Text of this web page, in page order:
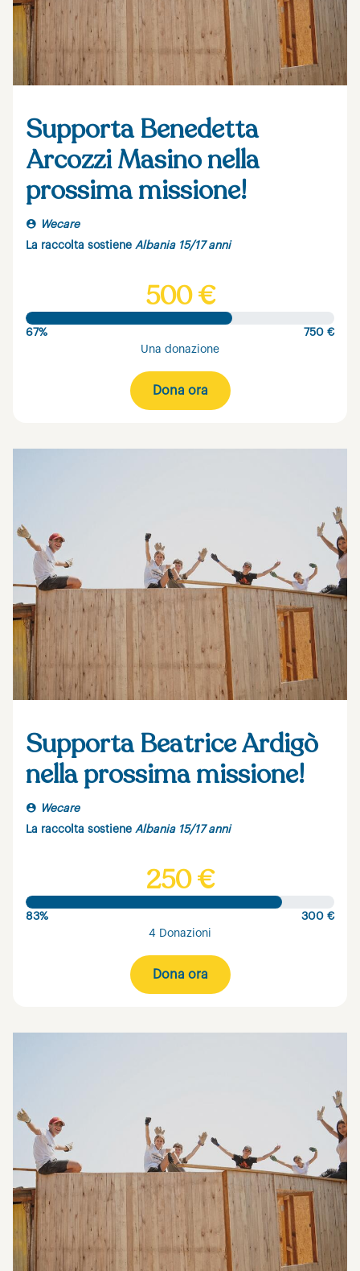
Supporta Benedetta
Arcozzi Masino nella
prossima missione!
Wecare
La raccolta sostiene Albania 15/17 anni
500 €
67%
750 €
Una donazione
Dona ora
Supporta Beatrice Ardigò
nella prossima missione!
Wecare
La raccolta sostiene Albania 15/17 anni
250 €
83%
300 €
4 Donazioni
Dona ora